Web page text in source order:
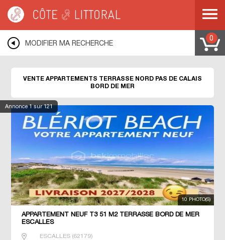
Appartements terrasse> NORD PAS DE CALAIS
MODIFIER MA RECHERCHE
0
Annonce1sur 121
VENTE APPARTEMENTS TERRASSE NORD PAS DE CALAIS
BORD DE MER
10 PHOTO(S)
APPARTEMENT NEUF T3 51 M2 TERRASSE BORD DE MER
ESCALLES
ESCALLES(62179)